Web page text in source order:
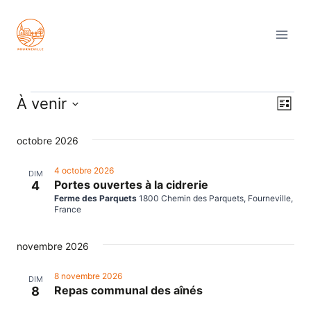
contenu
ÉVÈNEMENTS
par
Liste
À venir
une
octobre 2026
DIM
4 Portes ouvertes à la cidrerie
4 octobre 2026
Ferme des Parquets 1800 Chemin des Parquets, Fourneville,
France
novembre 2026
DIM
8 Repas communal des aînés
8 novembre 2026